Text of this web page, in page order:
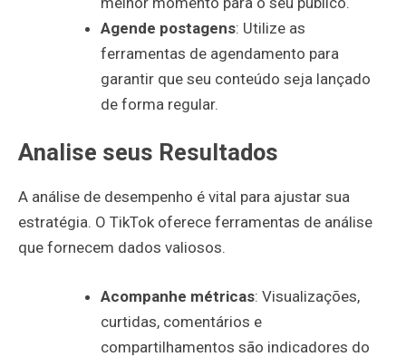
Agende postagens: Utilize as
ferramentas de agendamento para
garantir que seu conteúdo seja lançado
de forma regular.
Analise seus Resultados
A análise de desempenho é vital para ajustar sua
estratégia. O TikTok oferece ferramentas de análise
que fornecem dados valiosos.
Acompanhe métricas: Visualizações,
curtidas, comentários e
compartilhamentos são indicadores do